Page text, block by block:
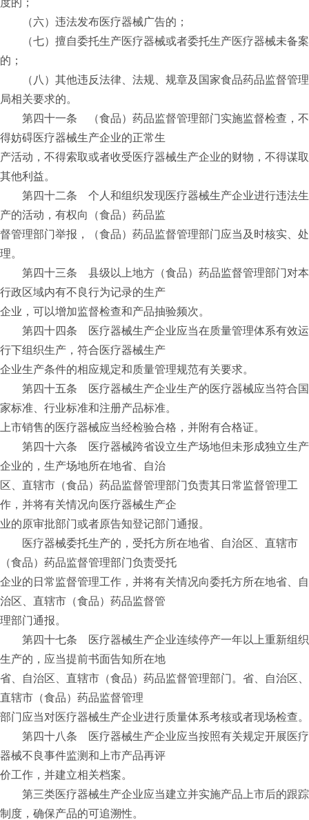
度的；
（六）违法发布医疗器械广告的；
（七）擅自委托生产医疗器械或者委托生产医疗器械未备案
的；
（八）其他违反法律、法规、规章及国家食品药品监督管理
局相关要求的。
第四十一条 （食品）药品监督管理部门实施监督检查，不
得妨碍医疗器械生产企业的正常生
产活动，不得索取或者收受医疗器械生产企业的财物，不得谋取
其他利益。
第四十二条 个人和组织发现医疗器械生产企业进行违法生
产的活动，有权向（食品）药品监
督管理部门举报，（食品）药品监督管理部门应当及时核实、处
理。
第四十三条 县级以上地方（食品）药品监督管理部门对本
行政区域内有不良行为记录的生产
企业，可以增加监督检查和产品抽验频次。
第四十四条 医疗器械生产企业应当在质量管理体系有效运
行下组织生产，符合医疗器械生产
企业生产条件的相应规定和质量管理规范有关要求。
第四十五条 医疗器械生产企业生产的医疗器械应当符合国
家标准、行业标准和注册产品标准。
上市销售的医疗器械应当经检验合格，并附有合格证。
第四十六条 医疗器械跨省设立生产场地但未形成独立生产
企业的，生产场地所在地省、自治
区、直辖市（食品）药品监督管理部门负责其日常监督管理工
作，并将有关情况向医疗器械生产企
业的原审批部门或者原告知登记部门通报。
医疗器械委托生产的，受托方所在地省、自治区、直辖市
（食品）药品监督管理部门负责受托
企业的日常监督管理工作，并将有关情况向委托方所在地省、自
治区、直辖市（食品）药品监督管
理部门通报。
第四十七条 医疗器械生产企业连续停产一年以上重新组织
生产的，应当提前书面告知所在地
省、自治区、直辖市（食品）药品监督管理部门。省、自治区、
直辖市（食品）药品监督管理
部门应当对医疗器械生产企业进行质量体系考核或者现场检查。
第四十八条 医疗器械生产企业应当按照有关规定开展医疗
器械不良事件监测和上市产品再评
价工作，并建立相关档案。
第三类医疗器械生产企业应当建立并实施产品上市后的跟踪
制度，确保产品的可追溯性。